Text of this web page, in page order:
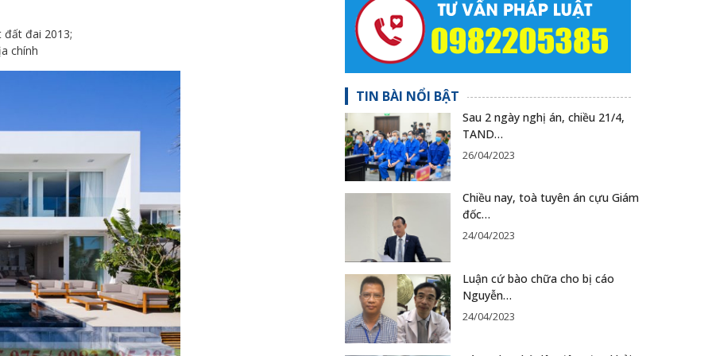
đai 2013;
chính
TIN BÀI NỔI BẬT
Sau 2 ngày nghị án, chiều 21/4,
TAND…
26/04/2023
Chiều nay, toà tuyên án cựu Giám
đốc…
24/04/2023
Luận cứ bào chữa cho bị cáo
Nguyễn…
24/04/2023